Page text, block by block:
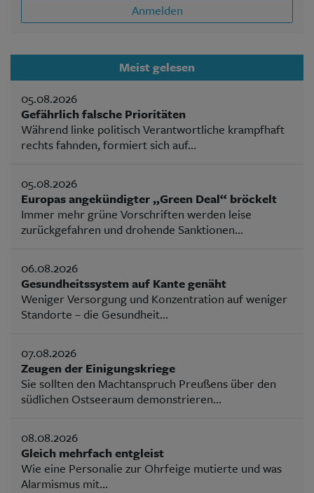
Anmelden
Meist gelesen
05.08.2026
Gefährlich falsche Prioritäten
Während linke politisch Verantwortliche krampfhaft
rechts fahnden, formiert sich auf...
05.08.2026
Europas angekündigter „Green Deal“ bröckelt
Immer mehr grüne Vorschriften werden leise
zurückgefahren und drohende Sanktionen...
06.08.2026
Gesundheitssystem auf Kante genäht
Weniger Versorgung und Konzentration auf weniger
Standorte – die Gesundheit...
07.08.2026
Zeugen der Einigungskriege
Sie sollten den Machtanspruch Preußens über den
südlichen Ostseeraum demonstrieren...
08.08.2026
Gleich mehrfach entgleist
Wie eine Personalie zur Ohrfeige mutierte und was
Alarmismus mit...